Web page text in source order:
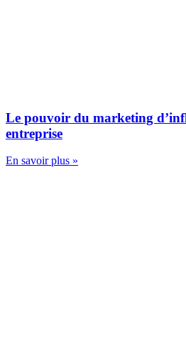
Le pouvoir du marketing
entreprise
En savoir plus »